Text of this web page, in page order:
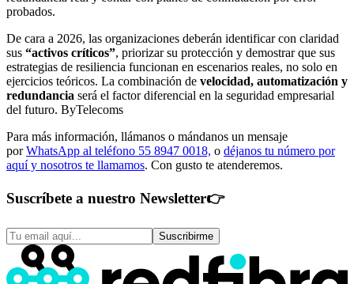
probados.
De cara a 2026, las organizaciones deberán identificar con claridad
sus “activos críticos”, priorizar su protección y demostrar que sus
estrategias de resiliencia funcionan en escenarios reales, no solo en
ejercicios teóricos. La combinación de velocidad, automatización y
redundancia será el factor diferencial en la seguridad empresarial
del futuro. ByTelecoms
Para más información, llámanos o mándanos un mensaje
porWhatsApp al teléfono 55 8947 0018, o déjanos tu número por
aquí y nosotros te llamamos. Con gusto te atenderemos.
Suscríbete a nuestro Newsletter👉
Suscribirme